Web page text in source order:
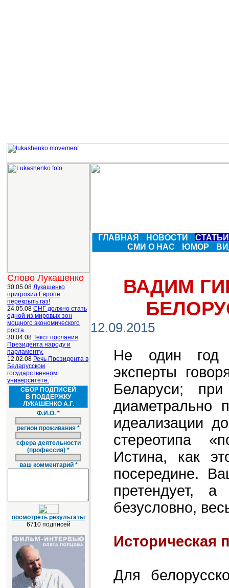
Слово Лукашенко
30.05.08 Лукашенко
пригрозил Европе
перекрыть газ!
24.05.08 СНГ должно стать
одной из мировых зон
мощного экономического
роста.
30.04.08 Текст послания
Президента народу и
парламенту.
12.02.08 Речь Президента в
Беларусском
государственном
университете.
СБОР ПОДПИСЕЙ
В ПОДДЕРЖКУ
ЛУКАШЕНКО А.Г.
Ф.И.О. *
регион проживания *
сфера деятельности
(профессия) *
ваш комментарий *
посмотреть результаты
6710 подписей
ГЛАВНАЯ НОВОСТИ
СМИ О НАС
ЮМОР
ВАДИМ
12.09.2015
Не один год
эксперты
Беларуси;
диаметрально
идеализации
стереотипа
Истина, как
посередине.
претендует,
безусловно,
Историческая
Для